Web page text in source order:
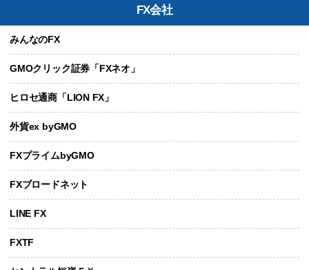
FX会社
みんなのFX
GMOクリック証券「FXネオ」
ヒロセ通商「LION FX」
外貨ex byGMO
FXプライムbyGMO
FXブロードネット
LINE FX
FXTF